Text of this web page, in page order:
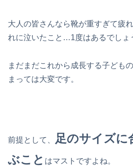
大人の皆さんなら靴が重すぎて疲
れに泣いたこと…1度はあるでしょ
まだまだこれから成長する子ども
まっては大変です。
前提として、
足のサイズに
ぶこと はマストですよね。